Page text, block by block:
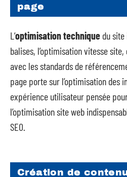
page
L’optimisation technique du
balises, l’optimisation vitesse
avec les standards de
page porte sur l’optimisation des
expérience utilisateur pensée
l’optimisation site web
SEO.
Création de